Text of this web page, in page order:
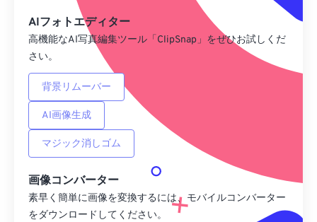
OneDriveから
URLから
AIフォトエディター
高機能なAI写真編集ツール「ClipSnap」をぜひお試しくだ
さい。
背景リムーバー
AI画像生成
マジック消しゴム
画像コンバーター
素早く簡単に画像を変換するには、モバイルコンバーター
をダウンロードしてください。